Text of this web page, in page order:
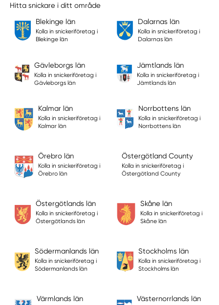
Hitta snickare i ditt område
Blekinge län
Kolla in snickeriföretag i
Blekinge län
Dalarnas län
Kolla in snickeriföretag i
Dalarnas län
Gävleborgs län
Kolla in snickeriföretag i
Gävleborgs län
Jämtlands län
Kolla in snickeriföretag i
Jämtlands län
Kalmar län
Kolla in snickeriföretag i
Kalmar län
Norrbottens län
Kolla in snickeriföretag i
Norrbottens län
Örebro län
Kolla in snickeriföretag i
Örebro län
Östergötland County
Kolla in snickeriföretag i
Östergötland County
Östergötlands län
Kolla in snickeriföretag i
Östergötlands län
Skåne län
Kolla in snickeriföretag i
Skåne län
Södermanlands län
Kolla in snickeriföretag i
Södermanlands län
Stockholms län
Kolla in snickeriföretag i
Stockholms län
Värmlands län Västernorrlands län